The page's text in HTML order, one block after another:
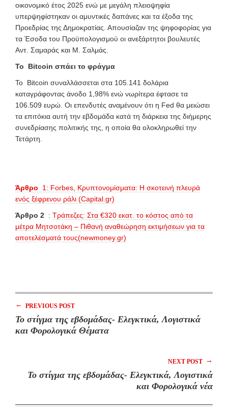
οικονομικό έτος 2025 ενώ με μεγάλη πλειοψηφία
υπερψηφίστηκαν οι αμυντικές δαπάνες και τα έξοδα της
Προεδρίας της Δημοκρατίας. Απουσίαζαν της ψηφοφορίας για
τα Έσοδα του Προϋπολογισμού οι ανεξάρτητοι βουλευτές
Αντ. Σαμαράς και Μ. Σαλμάς.
To Bitcoin σπάει το φράγμα
To Bitcoin συναλλάσσεται στα 105.141 δολάρια
καταγράφοντας άνοδο 1,98% ενώ νωρίτερα έφτασε τα
106.509 ευρώ. Οι επενδυτές αναμένουν ότι η Fed θα μειώσει
τα επιτόκια αυτή την εβδομάδα κατά τη διάρκεια της διήμερης
συνεδρίασης πολιτικής της, η οποία θα ολοκληρωθεί την
Τετάρτη.
Άρθρο 1: Forbes, Κρυπτονομίσματα: Η σκοτεινή πλευρά
ενός ξέφρενου ράλι (Capital.gr)
Άρθρο 2 : Τράπεζες: Στα €320 εκατ. το κόστος από τα
μέτρα Μητσοτάκη – Πιθανή αναθεώρηση εκτιμήσεων για τα
αποτελέσματά τους(newmoney.gr)
← PREVIOUS POST
To στίγμα της εβδομάδας- Ελεγκτικά, Λογιστικά
και Φορολογικά Θέματα
NEXT POST →
Το στίγμα της εβδομάδας- Ελεγκτικά, Λογιστικά
και Φορολογικά νέα